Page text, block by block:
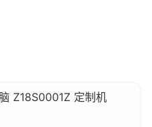
Z18S0001Z 定制机